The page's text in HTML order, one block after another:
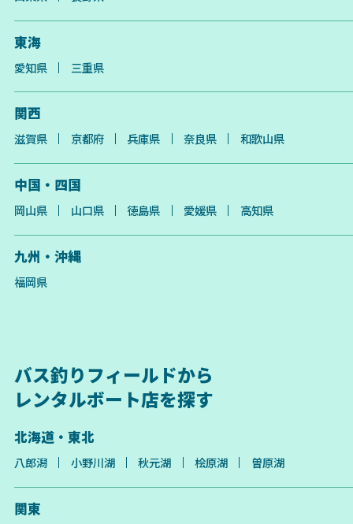
東海
愛知県 三重県
関西
滋賀県 京都府 兵庫県 奈良県 和歌山県
中国・四国
岡山県 山口県 徳島県 愛媛県 高知県
九州・沖縄
福岡県
バス釣りフィールドから
レンタルボート店を探す
北海道・東北
八郎潟 小野川湖 秋元湖 桧原湖 曽原湖
関東